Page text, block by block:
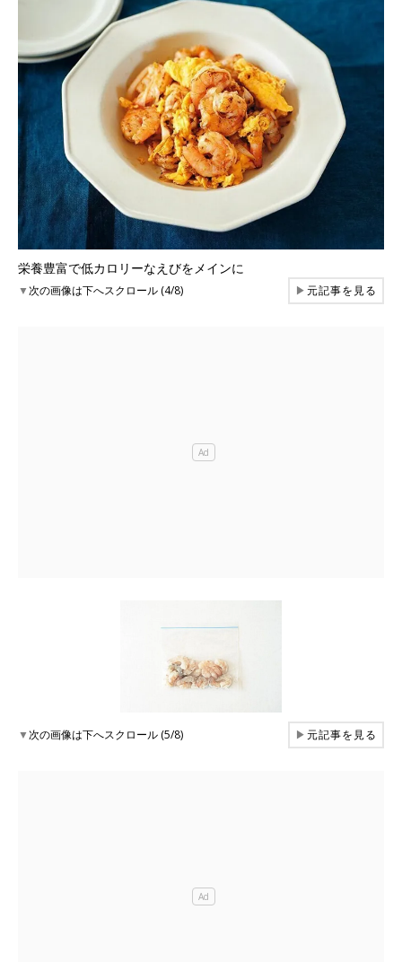
栄養豊富で低カロリーなえびをメインに
▼次の画像は下へスクロール (4/8) ▶元記事を見る
▼次の画像は下へスクロール (5/8) ▶元記事を見る